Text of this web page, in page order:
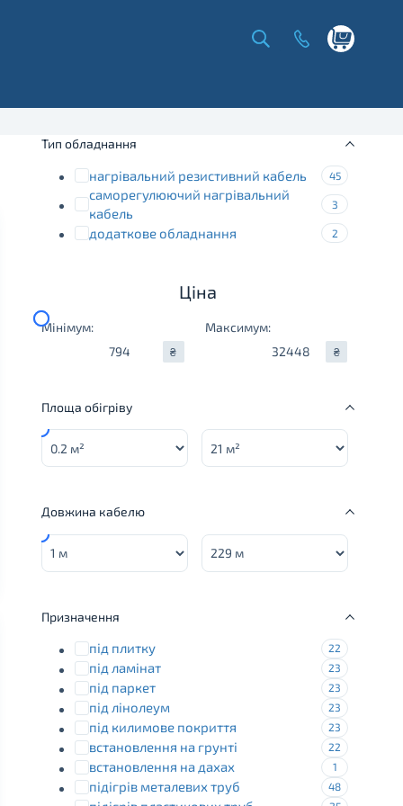
Shopping
Тип обладнання
нагрівальний резистивний кабель 45
саморегулюючий нагрівальний
кабель
3
додаткове обладнання 2
Ціна
Мінімум:
₴
Максимум:
₴
Площа обігріву
Minimum: Maximum:
Довжина кабелю
Minimum: Maximum:
Призначення
під плитку 22
під ламінат 23
під паркет 23
під лінолеум 23
під килимове покриття 23
встановлення на грунті 22
встановлення на дахах 1
підігрів металевих труб 48